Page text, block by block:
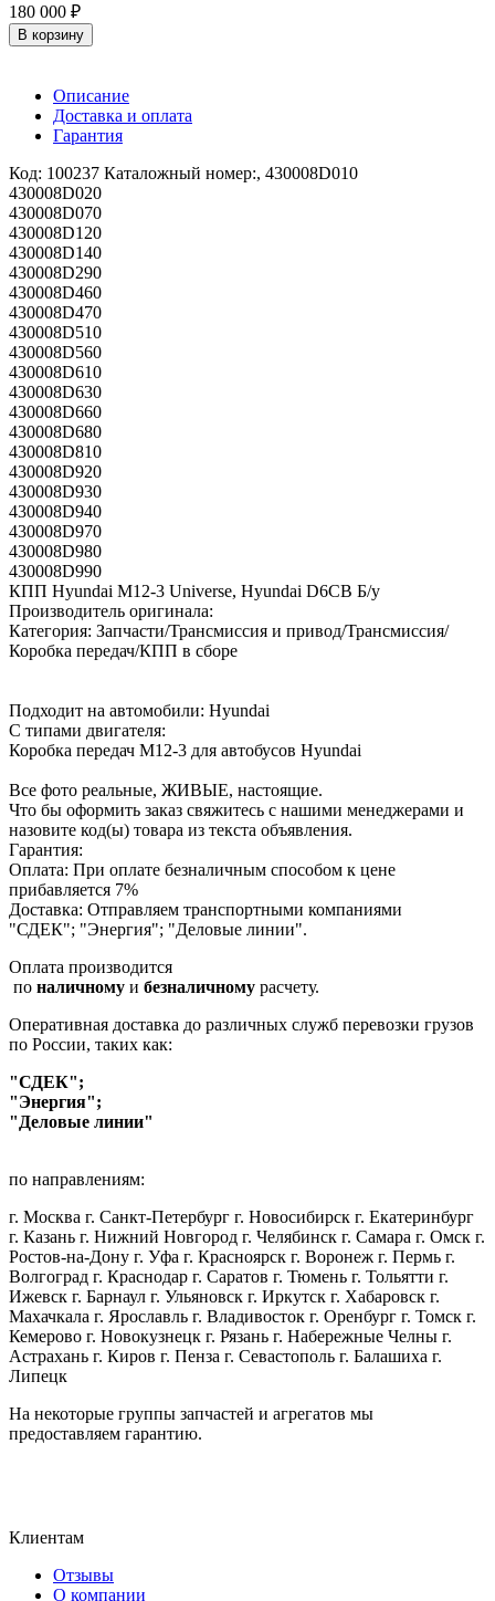
180 000 ₽
В корзину
Описание
Доставка и оплата
Гарантия
Код: 100237 Каталожный номер:, 430008D010
430008D020
430008D070
430008D120
430008D140
430008D290
430008D460
430008D470
430008D510
430008D560
430008D610
430008D630
430008D660
430008D680
430008D810
430008D920
430008D930
430008D940
430008D970
430008D980
430008D990
КПП Hyundai M12-3 Universe, Hyundai D6CB Б/у
Производитель оригинала:
Категория: Запчасти/Трансмиссия и привод/Трансмиссия/
Коробка передач/КПП в сборе
Подходит на автомобили: Hyundai
С типами двигателя:
Коробка передач M12-3 для автобусов Hyundai
Все фото реальные, ЖИВЫЕ, настоящие.
Что бы оформить заказ свяжитесь с нашими менеджерами и
назовите код(ы) товара из текста объявления.
Гарантия:
Оплата: При оплате безналичным способом к цене
прибавляется 7%
Доставка: Отправляем транспортными компаниями
"СДЕК"; "Энергия"; "Деловые линии".
Оплата производится
по наличному и безналичному расчету.
Оперативная доставка до различных служб перевозки грузов
по России, таких как:
"СДЕК";
"Энергия";
"Деловые линии"
по направлениям:
г. Москва г. Санкт-Петербург г. Новосибирск г. Екатеринбург
г. Казань г. Нижний Новгород г. Челябинск г. Самара г. Омск г.
Ростов-на-Дону г. Уфа г. Красноярск г. Воронеж г. Пермь г.
Волгоград г. Краснодар г. Саратов г. Тюмень г. Тольятти г.
Ижевск г. Барнаул г. Ульяновск г. Иркутск г. Хабаровск г.
Махачкала г. Ярославль г. Владивосток г. Оренбург г. Томск г.
Кемерово г. Новокузнецк г. Рязань г. Набережные Челны г.
Астрахань г. Киров г. Пенза г. Севастополь г. Балашиха г.
Липецк
На некоторые группы запчастей и агрегатов мы
предоставляем гарантию.
Клиентам
Отзывы
О компании